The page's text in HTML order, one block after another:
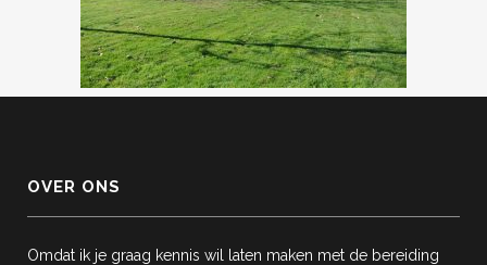
OVER ONS
Omdat ik je graag kennis wil laten maken met de bereiding